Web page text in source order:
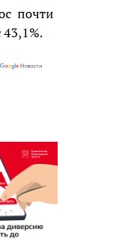
почти
43,1%.